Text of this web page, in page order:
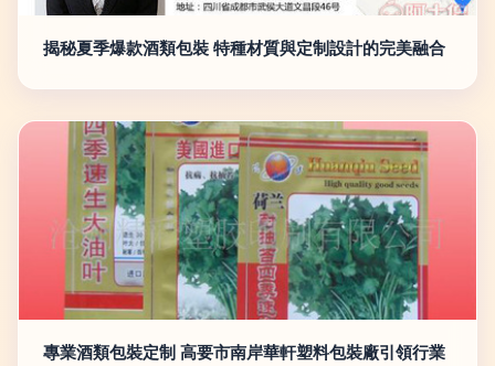
揭秘夏季爆款酒類包裝 特種材質與定制設計的完美融合
專業酒類包裝定制 高要市南岸華軒塑料包裝廠引領行業